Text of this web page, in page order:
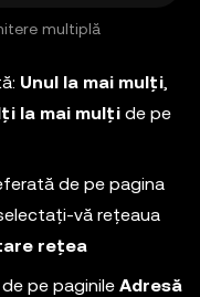
multiplă
Unul la mai mulți,
la mai mulți de pe
de pe pagina
vă rețeaua
rețea
pe paginile Adresă